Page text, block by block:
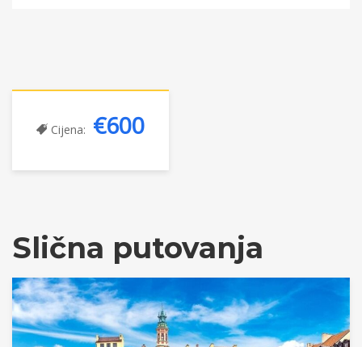
Cijena: €600
Slična putovanja